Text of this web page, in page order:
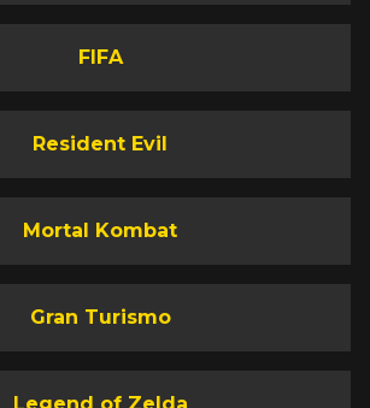
FIFA
Resident Evil
Mortal Kombat
Gran Turismo